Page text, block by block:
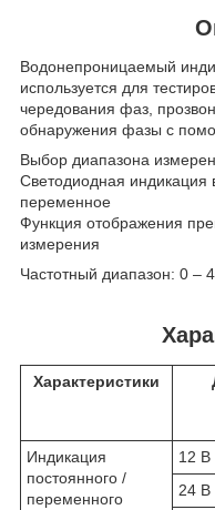
Водонепроницаемый
используется для
чередования фаз,
обнаружения фазы с
Выбор диапазона
Светодиодная
переменное
Функция отображения
измерения
Частотный диапазон: 0 –
Характеристики
Индикация
постоянного /
переменного
12 В
24 В